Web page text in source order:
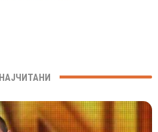
НАЈЧИТАНИ